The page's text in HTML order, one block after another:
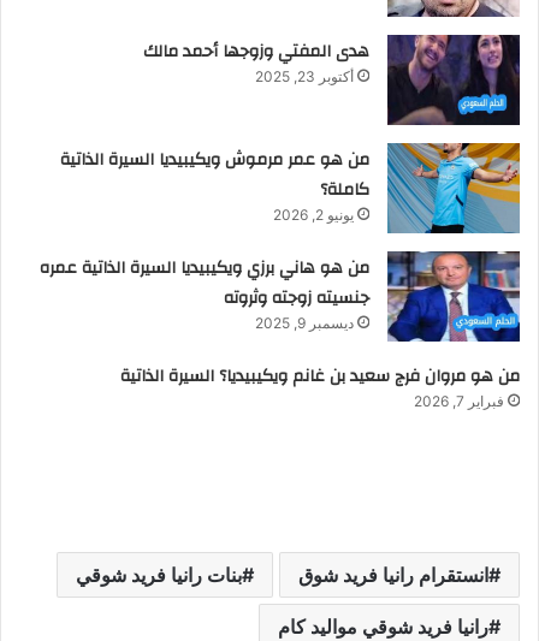
هدى المفتي وزوجها أحمد مالك
أكتوبر 23, 2025
من هو عمر مرموش ويكيبيديا السيرة الذاتية
كاملة؟
يونيو 2, 2026
من هو هاني برزي ويكيبيديا السيرة الذاتية عمره
جنسيته زوجته وثروته
ديسمبر 9, 2025
من هو مروان فرج سعيد بن غانم ويكيبيديا؟ السيرة الذاتية
فبراير 7, 2026
انستقرام رانيا فريد شوق بنات رانيا فريد شوقي
رانيا فريد شوقي مواليد كام